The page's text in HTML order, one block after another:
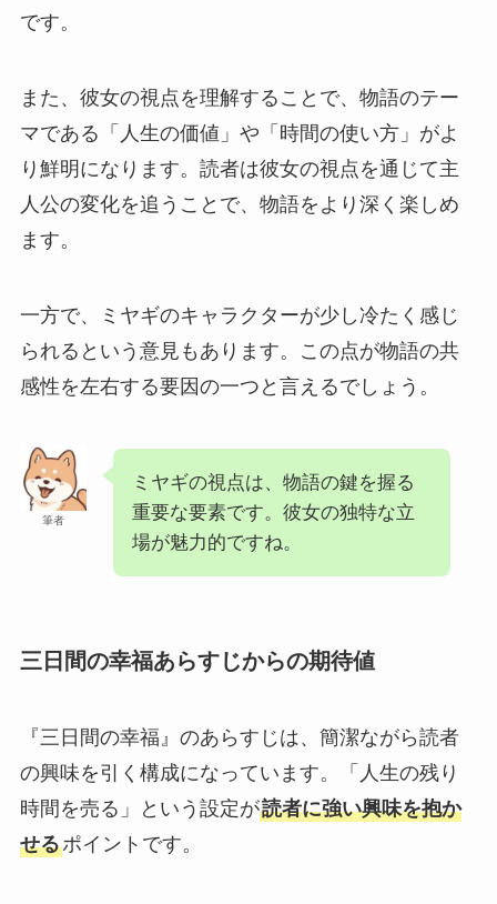
です。
また、彼女の視点を理解することで、物語のテー
マである「人生の価値」や「時間の使い方」がよ
り鮮明になります。読者は彼女の視点を通じて主
人公の変化を追うことで、物語をより深く楽しめ
ます。
一方で、ミヤギのキャラクターが少し冷たく感じ
られるという意見もあります。この点が物語の共
感性を左右する要因の一つと言えるでしょう。
筆者
ミヤギの視点は、物語の鍵を握る
重要な要素です。彼女の独特な立
場が魅力的ですね。
三日間の幸福あらすじからの期待値
『三日間の幸福』のあらすじは、簡潔ながら読者
の興味を引く構成になっています。「人生の残り
時間を売る」という設定が読者に強い興味を抱か
せるポイントです。